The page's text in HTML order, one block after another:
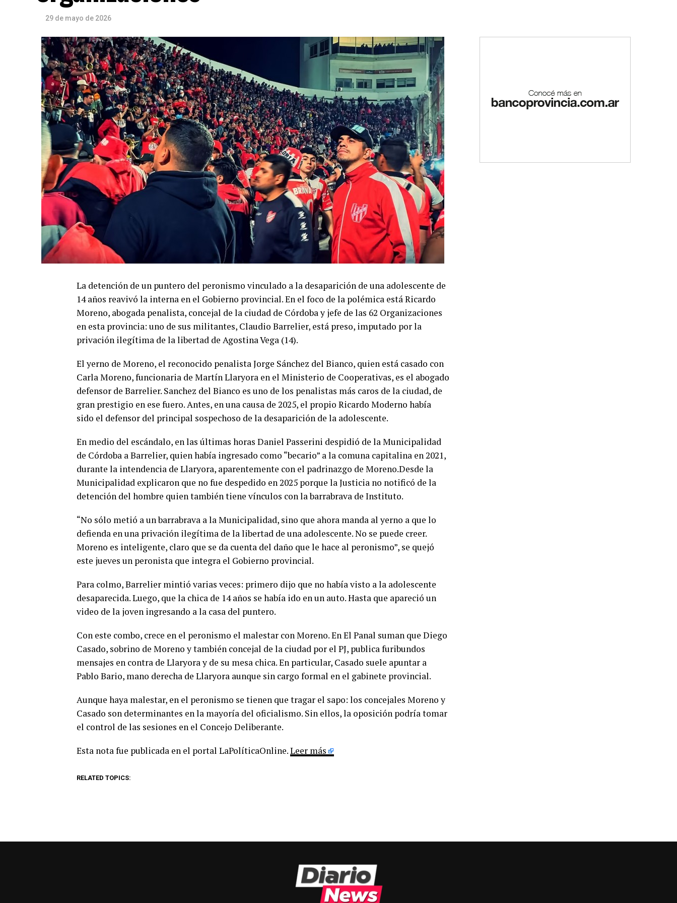
29 de mayo de 2026
La detención de un puntero del peronismo vinculado a la desaparición de una adolescente de
14 años reavivó la interna en el Gobierno provincial. En el foco de la polémica está Ricardo
Moreno, abogada penalista, concejal de la ciudad de Córdoba y jefe de las 62 Organizaciones
en esta provincia: uno de sus militantes, Claudio Barrelier, está preso, imputado por la
privación ilegítima de la libertad de Agostina Vega (14).
El yerno de Moreno, el reconocido penalista Jorge Sánchez del Bianco, quien está casado con
Carla Moreno, funcionaria de Martín Llaryora en el Ministerio de Cooperativas, es el abogado
defensor de Barrelier. Sanchez del Bianco es uno de los penalistas más caros de la ciudad, de
gran prestigio en ese fuero. Antes, en una causa de 2025, el propio Ricardo Moderno había
sido el defensor del principal sospechoso de la desaparición de la adolescente.
En medio del escándalo, en las últimas horas Daniel Passerini despidió de la Municipalidad
de Córdoba a Barrelier, quien había ingresado como “becario” a la comuna capitalina en 2021,
durante la intendencia de Llaryora, aparentemente con el padrinazgo de Moreno.Desde la
Municipalidad explicaron que no fue despedido en 2025 porque la Justicia no notificó de la
detención del hombre quien también tiene vínculos con la barrabrava de Instituto.
“No sólo metió a un barrabrava a la Municipalidad, sino que ahora manda al yerno a que lo
defienda en una privación ilegítima de la libertad de una adolescente. No se puede creer.
Moreno es inteligente, claro que se da cuenta del daño que le hace al peronismo”, se quejó
este jueves un peronista que integra el Gobierno provincial.
Para colmo, Barrelier mintió varias veces: primero dijo que no había visto a la adolescente
desaparecida. Luego, que la chica de 14 años se había ido en un auto. Hasta que apareció un
video de la joven ingresando a la casa del puntero.
Con este combo, crece en el peronismo el malestar con Moreno. En El Panal suman que Diego
Casado, sobrino de Moreno y también concejal de la ciudad por el PJ, publica furibundos
mensajes en contra de Llaryora y de su mesa chica. En particular, Casado suele apuntar a
Pablo Bario, mano derecha de Llaryora aunque sin cargo formal en el gabinete provincial.
Aunque haya malestar, en el peronismo se tienen que tragar el sapo: los concejales Moreno y
Casado son determinantes en la mayoría del oficialismo. Sin ellos, la oposición podría tomar
el control de las sesiones en el Concejo Deliberante.
Esta nota fue publicada en el portal LaPolíticaOnline.Leer más
RELATED TOPICS: